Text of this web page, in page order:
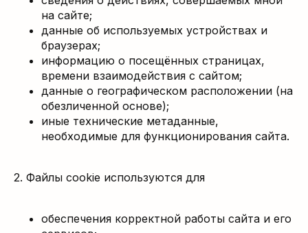
на сайте;
данные об используемых устройствах и
браузерах;
информацию о посещённых страницах,
времени взаимодействия с сайтом;
данные о географическом расположении (на
обезличенной основе);
иные технические метаданные,
необходимые для функционирования сайта.
2. Файлы cookie используются для
обеспечения корректной работы сайта и его